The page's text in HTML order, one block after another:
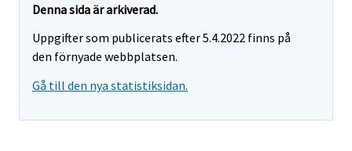
Denna sida är arkiverad.
Uppgifter som publicerats efter 5.4.2022 finns på
den förnyade webbplatsen.
Gå till den nya statistiksidan.